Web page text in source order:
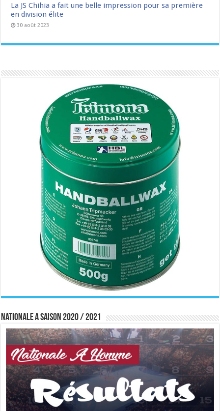
La JS Chihia a fait une belle impression pour sa première
en division élite
30 août 2023
Nationale A saison 2020 / 2021